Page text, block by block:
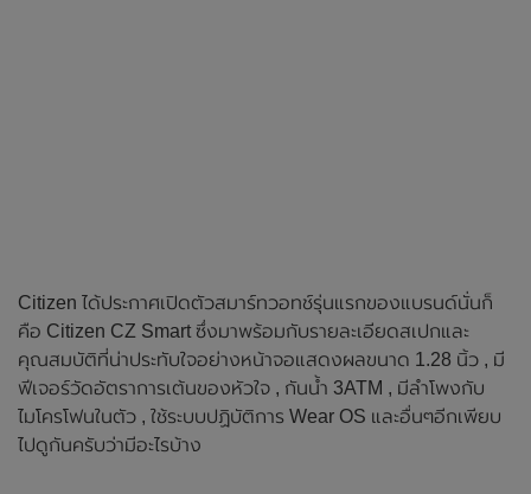
Citizen ได้ประกาศเปิดตัวสมาร์ทวอทช์รุ่นแรกของแบรนด์นั่นก็
คือ Citizen CZ Smart ซึ่งมาพร้อมกับรายละเอียดสเปกและ
คุณสมบัติที่น่าประทับใจอย่างหน้าจอแสดงผลขนาด 1.28 นิ้ว , มี
ฟีเจอร์วัดอัตราการเต้นของหัวใจ , กันน้ำ 3ATM , มีลำโพงกับ
ไมโครโฟนในตัว , ใช้ระบบปฏิบัติการ Wear OS และอื่นๆอีกเพียบ
ไปดูกันครับว่ามีอะไรบ้าง